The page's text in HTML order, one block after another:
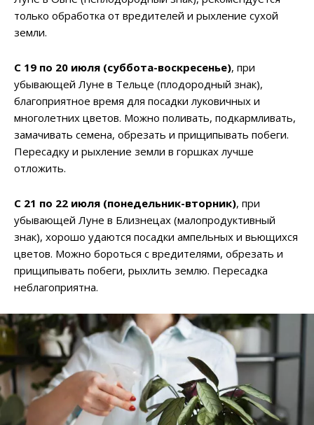
только обработка от вредителей и рыхление сухой
земли.
С 19 по 20 июля (суббота-воскресенье), при
убывающей Луне в Тельце (плодородный знак),
благоприятное время для посадки луковичных и
многолетних цветов. Можно поливать, подкармливать,
замачивать семена, обрезать и прищипывать побеги.
Пересадку и рыхление земли в горшках лучше
отложить.
С 21 по 22 июля (понедельник-вторник), при
убывающей Луне в Близнецах (малопродуктивный
знак), хорошо удаются посадки ампельных и вьющихся
цветов. Можно бороться с вредителями, обрезать и
прищипывать побеги, рыхлить землю. Пересадка
неблагоприятна.